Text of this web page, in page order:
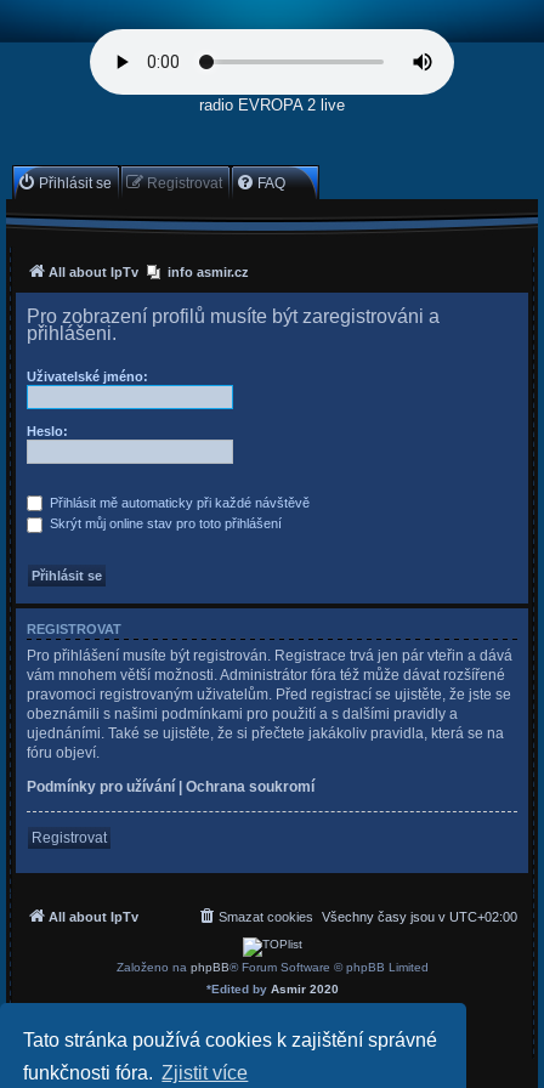
Tato stránka používá cookies k zajištění správné
funkčnosti fóra. Zjistit více
radio EVROPA 2 live
Přihlásit se Registrovat FAQ
All about IpTv info asmir.cz
Pro zobrazení profilů musíte být zaregistrováni a
přihlášeni.
Uživatelské jméno:
Heslo:
Přihlásit mě automaticky při každé návštěvě
Skrýt můj online stav pro toto přihlášení
REGISTROVAT
Pro přihlášení musíte být registrován. Registrace trvá jen pár vteřin a dává
vám mnohem větší možnosti. Administrátor fóra též může dávat rozšířené
pravomoci registrovaným uživatelům. Před registrací se ujistěte, že jste se
obeznámili s našimi podmínkami pro použití a s dalšími pravidly a
ujednáními. Také se ujistěte, že si přečtete jakákoliv pravidla, která se na
fóru objeví.
Podmínky pro užívání
Ochrana soukromí
Registrovat
All about IpTv Všechny časy jsou v UTC+02:00
Smazat cookies
Založeno na phpBB® Forum Software © phpBB Limited
*Edited by Asmir 2020
Soukromí| Podmínky